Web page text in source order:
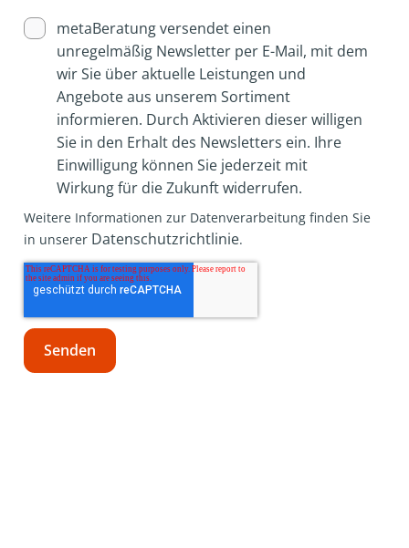
metaBeratung versendet einen
unregelmäßig Newsletter per E-Mail, mit dem
wir Sie über aktuelle Leistungen und
Angebote aus unserem Sortiment
informieren. Durch Aktivieren dieser willigen
Sie in den Erhalt des Newsletters ein. Ihre
Einwilligung können Sie jederzeit mit
Wirkung für die Zukunft widerrufen.
Weitere Informationen zur Datenverarbeitung finden Sie
in unserer Datenschutzrichtlinie.